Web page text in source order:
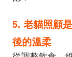
5. 老貓照顧
後的溫柔